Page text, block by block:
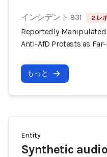
インシデント 931 2 レ
Reportedly
Anti-AfD Protests as
もっと
Entity
Synthetic